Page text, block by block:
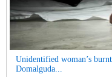
Unidentified woman’s
Domalguda...